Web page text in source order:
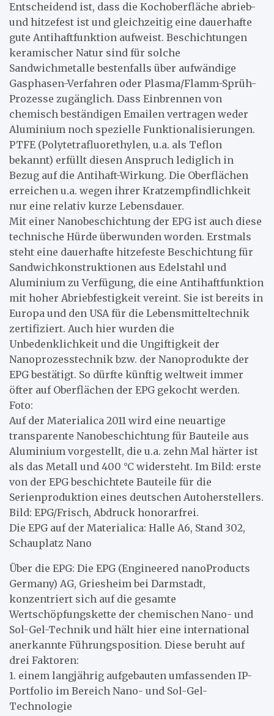
Entscheidend ist, dass die Kochoberfläche abrieb-
und hitzefest ist und gleichzeitig eine dauerhafte
gute Antihaftfunktion aufweist. Beschichtungen
keramischer Natur sind für solche
Sandwichmetalle bestenfalls über aufwändige
Gasphasen-Verfahren oder Plasma/Flamm-Sprüh-
Prozesse zugänglich. Dass Einbrennen von
chemisch beständigen Emailen vertragen weder
Aluminium noch spezielle Funktionalisierungen.
PTFE (Polytetrafluorethylen, u.a. als Teflon
bekannt) erfüllt diesen Anspruch lediglich in
Bezug auf die Antihaft-Wirkung. Die Oberflächen
erreichen u.a. wegen ihrer Kratzempfindlichkeit
nur eine relativ kurze Lebensdauer.
Mit einer Nanobeschichtung der EPG ist auch diese
technische Hürde überwunden worden. Erstmals
steht eine dauerhafte hitzefeste Beschichtung für
Sandwichkonstruktionen aus Edelstahl und
Aluminium zu Verfügung, die eine Antihaftfunktion
mit hoher Abriebfestigkeit vereint. Sie ist bereits in
Europa und den USA für die Lebensmitteltechnik
zertifiziert. Auch hier wurden die
Unbedenklichkeit und die Ungiftigkeit der
Nanoprozesstechnik bzw. der Nanoprodukte der
EPG bestätigt. So dürfte künftig weltweit immer
öfter auf Oberflächen der EPG gekocht werden.
Foto:
Auf der Materialica 2011 wird eine neuartige
transparente Nanobeschichtung für Bauteile aus
Aluminium vorgestellt, die u.a. zehn Mal härter ist
als das Metall und 400 °C widersteht. Im Bild: erste
von der EPG beschichtete Bauteile für die
Serienproduktion eines deutschen Autoherstellers.
Bild: EPG/Frisch, Abdruck honorarfrei.
Die EPG auf der Materialica: Halle A6, Stand 302,
Schauplatz Nano
Über die EPG: Die EPG (Engineered nanoProducts
Germany) AG, Griesheim bei Darmstadt,
konzentriert sich auf die gesamte
Wertschöpfungskette der chemischen Nano- und
Sol-Gel-Technik und hält hier eine international
anerkannte Führungsposition. Diese beruht auf
drei Faktoren:
1. einem langjährig aufgebauten umfassenden IP-
Portfolio im Bereich Nano- und Sol-Gel-
Technologie